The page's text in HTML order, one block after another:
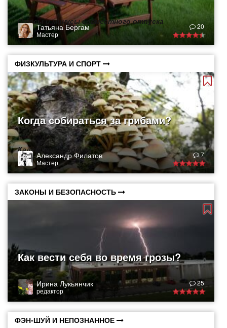
Плюсы и минусы совместного отпуска
Татьяна Бергам
Мастер
20
ФИЗКУЛЬТУРА И СПОРТ
Когда собираться за грибами?
Календарь грибника
Александр Филатов
Мастер
7
ЗАКОНЫ И БЕЗОПАСНОСТЬ
Как вести себя во время грозы?
Ирина Лукьянчик
редактор
25
ФЭН-ШУЙ И НЕПОЗНАННОЕ